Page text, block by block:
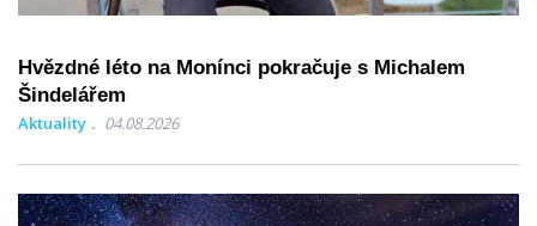
Hvězdné léto na Monínci pokračuje s Michalem
Šindelářem
Aktuality 04.08.2026